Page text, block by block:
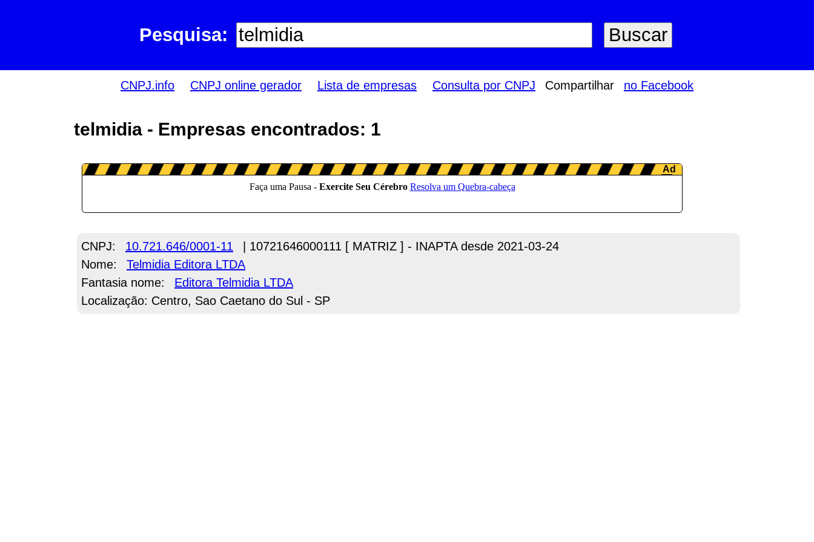
Pesquisa:
CNPJ.info CNPJ online gerador Lista de empresas Consulta por CNPJ Compartilhar no Facebook
telmidia - Empresas encontrados: 1
CNPJ: 10.721.646/0001-11
| 10721646000111 [ MATRIZ ] - INAPTA desde 2021-03-24
Nome:
Telmidia Editora LTDA
Fantasia nome:
Editora Telmidia LTDA
Localização: Centro, Sao Caetano do Sul - SP